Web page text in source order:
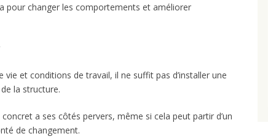
pour changer les comportements et améliorer
et conditions de travail, il ne suffit pas d’installer une
la structure.
concret a ses côtés pervers, même si cela peut partir d’un
de changement.